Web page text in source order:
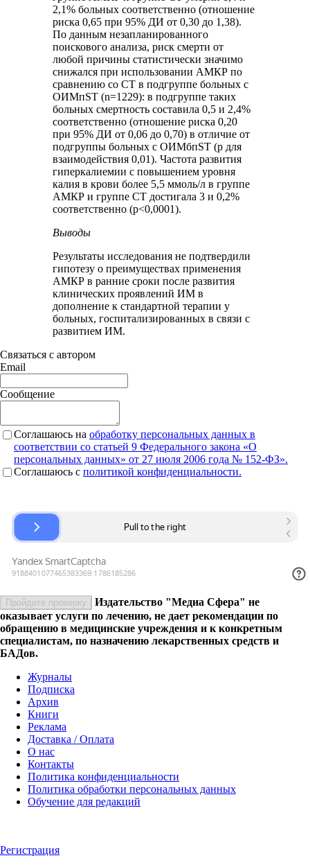
2,1% больных соответственно (отношение
риска 0,65 при 95% ДИ от 0,30 до 1,38).
По данным незапланированного
поискового анализа, риск смерти от
любой причины статистически значимо
снижался при использовании АМКР по
сравнению со СТ в подгруппе больных с
ОИМпST (n=1229): в подгруппе таких
больных смертность составила 0,5 и 2,4%
соответственно (отношение риска 0,20
при 95% ДИ от 0,06 до 0,70) в отличие от
подгруппы больных с ОИМбпST (p для
взаимодействия 0,01). Частота развития
гиперкалиемии с повышением уровня
калия в крови более 5,5 ммоль/л в группе
АМКР и группе СТ достигала 3 и 0,2%
соответственно (p<0,0001).
Выводы
Результаты исследования не подтвердили
гипотезу о преимуществах применения
АМКР в ранние сроки после развития
клинических проявлений ИМ в
дополнение к стандартной терапии у
больных, госпитализированных в связи с
развитием ИМ.
Связаться с автором
Email
Сообщение
Соглашаюсь на обработку персональных данных в
соответствии со статьей 9 Федерального закона «О
персональных данных» от 27 июля 2006 года № 152-ФЗ».
Соглашаюсь c политикой конфиденциальности.
Пройдите проверку
Издательство "Медиа Сфера" не
оказывает услуги по лечению, не дает рекомендации по
обращению в медицинские учреждения и к конкретным
специалистам, по назначению лекарственных средств и
БАДов.
Журналы
Подписка
Архив
Книги
Реклама
Доставка / Оплата
О нас
Контакты
Политика конфиденциальности
Политика обработки персональных данных
Обучение для редакций
Регистрация